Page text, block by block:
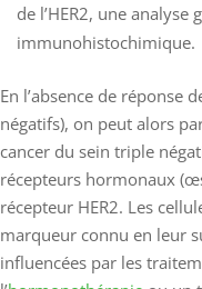
de l’HER2, une
immunohistochimique.
En l’absence de réponse
négatifs), on peut alors
cancer du sein triple
récepteurs hormonaux
récepteur HER2. Les
marqueur connu en leur
influencées par les